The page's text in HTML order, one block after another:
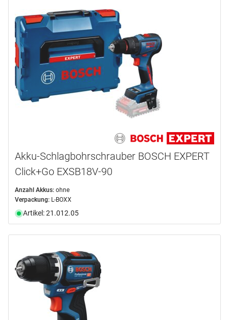
Akku-Schlagbohrschrauber BOSCH EXPERT
Click+Go EXSB18V-90
Anzahl Akkus: ohne
Verpackung: L-BOXX
Artikel: 21.012.05